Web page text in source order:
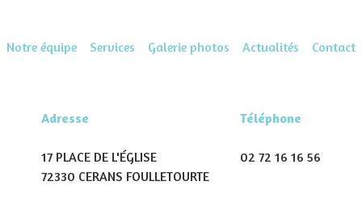
Notre équipe Services Galerie photos Actualités Contact
Adresse
17 PLACE DE L'ÉGLISE
72330 CERANS FOULLETOURTE
Téléphone
02 72 16 16 56